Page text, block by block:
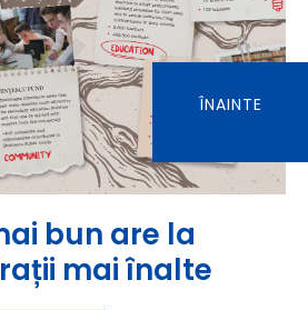
bun are la
mai înalte
ÎNAINTE